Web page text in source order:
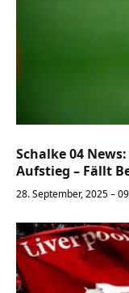
Schalke 04
Aufstieg – Fällt
28. September, 2025 –